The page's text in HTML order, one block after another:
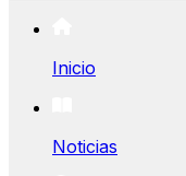
Inicio
Noticias